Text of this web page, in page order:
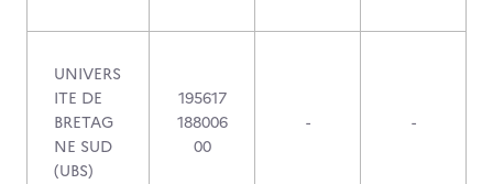
UNIVERS
ITE DE
BRETAG
NE SUD
(UBS)
195617
188006
00
- -